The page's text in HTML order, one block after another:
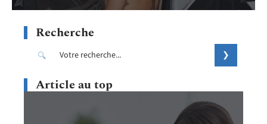
Recherche
Article au top